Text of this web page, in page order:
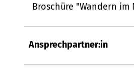
Broschüre "Wandern im
Ansprechpartner:in